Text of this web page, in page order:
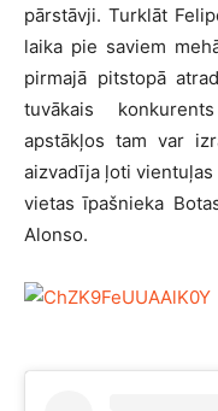
pārstāvji. Turklāt
laika pie saviem
pirmajā pitstopā
tuvākais
apstākļos tam var
aizvadīja ļoti
vietas īpašnieka
Alonso.